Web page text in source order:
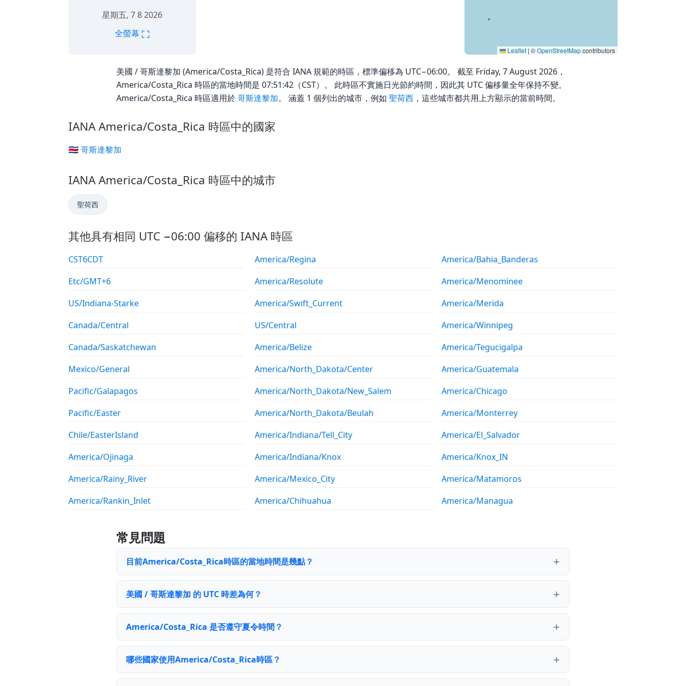
星期五, 7 8 2026
全螢幕 ⛶
Leaflet | ©OpenStreetMapcontributors
美國 / 哥斯達黎加 (America/Costa_Rica) 是符合 IANA 規範的時區，標準偏移為 UTC−06:00。 截至 Friday, 7 August 2026，
America/Costa_Rica 時區的當地時間是 07:51:42（CST）。 此時區不實施日光節約時間，因此其 UTC 偏移量全年保持不變。
America/Costa_Rica 時區適用於哥斯達黎加。 涵蓋 1 個列出的城市，例如 聖荷西 ，這些城市都共用上方顯示的當前時間。
IANA America/Costa_Rica 時區中的國家
🇨🇷 哥斯達黎加
IANA America/Costa_Rica 時區中的城市
聖荷西
其他具有相同 UTC −06:00 偏移的 IANA 時區
CST6CDT
Etc/GMT+6
US/Indiana-Starke
Canada/Central
Canada/Saskatchewan
Mexico/General
Pacific/Galapagos
Pacific/Easter
Chile/EasterIsland
America/Ojinaga
America/Rainy_River
America/Rankin_Inlet
America/Regina
America/Resolute
America/Swift_Current
US/Central
America/Belize
America/North_Dakota/Center
America/North_Dakota/New_Salem
America/North_Dakota/Beulah
America/Indiana/Tell_City
America/Indiana/Knox
America/Mexico_City
America/Chihuahua
America/Bahia_Banderas
America/Menominee
America/Merida
America/Winnipeg
America/Tegucigalpa
America/Guatemala
America/Chicago
America/Monterrey
America/El_Salvador
America/Knox_IN
America/Matamoros
America/Managua
常見問題
目前America/Costa_Rica時區的當地時間是幾點？
美國 / 哥斯達黎加 的 UTC 時差為何？
America/Costa_Rica 是否遵守夏令時間？
哪些國家使用America/Costa_Rica時區？